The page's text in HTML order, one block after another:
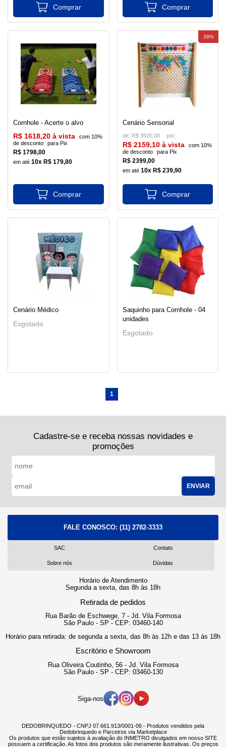
Cornhole - Acerte o alvo
R$ 1798,00
10x R$ 179,80
R$ 1618,20 à vista
com 10%
de desconto
para Pix
Cenário Sensorial
de: R$ 3920,00
R$ 2399,00
10x R$ 239,90
R$ 2159,10 à vista
com 10%
de desconto
para Pix
39%
Cenário Médico
Esgotado
Saquinho para Cornhole - 04
unidades
Esgotado
1
Cadastre-se e receba nossas novidades e
promoções
ENVIAR
FALE CONOSCO: (11) 2782-3333
SAC Contato
Sobre nós Dúvidas
Horário de Atendimento
Segunda a sexta, das 8h às 18h
Retirada de pedidos
Rua Barão de Eschwege, 7 - Jd. Vila Formosa
São Paulo - SP - CEP: 03460-140
Horário para retirada: de segunda a sexta, das 8h às 12h e das 13 às 18h
Escritório e Showroom
Rua Oliveira Coutinho, 56 - Jd. Vila Formosa
São Paulo - SP - CEP: 03460-130
Siga-nos
DEDOBRINQUEDO - CNPJ 07.661.913/0001-06 - Produtos vendidos pela
Dedobrinquedo e Parceiros via Marketplace
Os produtos que estão sujeitos à avaliação do INMETRO divulgados em nosso SITE
possuem a certificação. As fotos dos produtos são meramente ilustrativas. Os preços